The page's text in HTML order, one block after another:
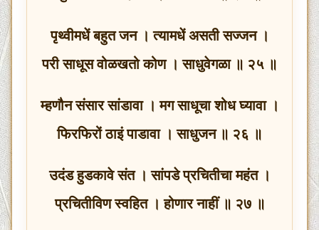
पृथ्वीमधें बहुत जन । त्यामधें असती सज्जन ।
परी साधूस वोळखतो कोण । साधुवेगळा ॥ २५ ॥
म्हणौन संसार सांडावा । मग साधूचा शोध घ्यावा ।
फिरफिरों ठाइं पाडावा । साधुजन ॥ २६ ॥
उदंड हुडकावे संत । सांपडे प्रचितीचा महंत ।
प्रचितीविण स्वहित । होणार नाहीं ॥ २७ ॥